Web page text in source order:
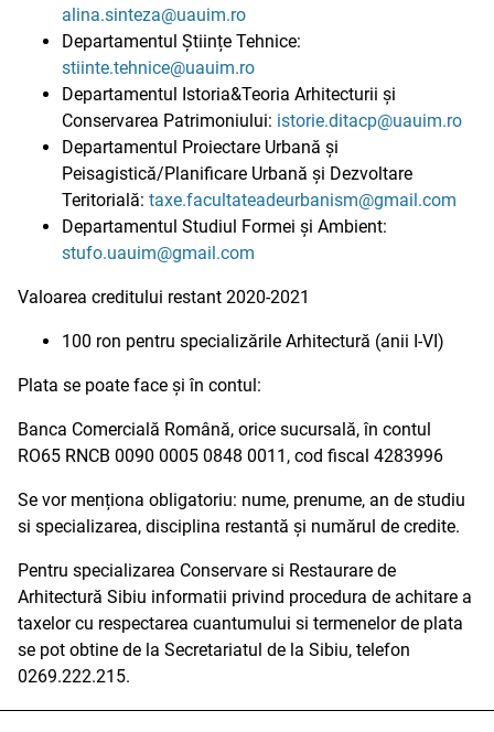
alina.sinteza@uauim.ro
Departamentul Științe Tehnice:
stiinte.tehnice@uauim.ro
Departamentul Istoria&Teoria Arhitecturii și
Conservarea Patrimoniului: istorie.ditacp@uauim.ro
Departamentul Proiectare Urbană și
Peisagistică/Planificare Urbană și Dezvoltare
Teritorială: taxe.facultateadeurbanism@gmail.com
Departamentul Studiul Formei și Ambient:
stufo.uauim@gmail.com
Valoarea creditului restant 2020-2021
100 ron pentru specializările Arhitectură (anii I-VI)
Plata se poate face și în contul:
Banca Comercială Română, orice sucursală, în contul
RO65 RNCB 0090 0005 0848 0011, cod fiscal 4283996
Se vor menționa obligatoriu: nume, prenume, an de studiu
si specializarea, disciplina restantă și numărul de credite.
Pentru specializarea Conservare si Restaurare de
Arhitectură Sibiu informatii privind procedura de achitare a
taxelor cu respectarea cuantumului si termenelor de plata
se pot obtine de la Secretariatul de la Sibiu, telefon
0269.222.215.